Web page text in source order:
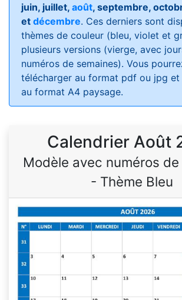
juin, juillet, août, septembre,
et décembre. Ces derniers sont
thèmes de couleur (bleu, violet et
plusieurs versions (vierge, avec
numéros de semaines). Vous
télécharger au format pdf ou jpg et
au format A4 paysage.
Calendrier Août
Modèle avec numéros
- Thème Bleu